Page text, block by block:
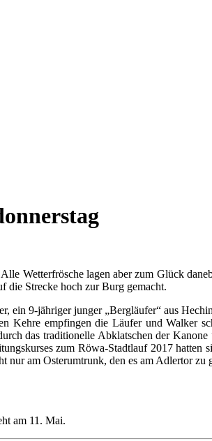
Wetterfrösche lagen aber zum Glück
die Strecke hoch zur Burg gemacht.
ein 9-jähriger junger „Bergläufer“ aus
Kehre empfingen die Läufer und Walker
das traditionelle Abklatschen der
zum Röwa-Stadtlauf 2017 hatten
am Osterumtrunk, den es am Adlertor zu
am 11. Mai.